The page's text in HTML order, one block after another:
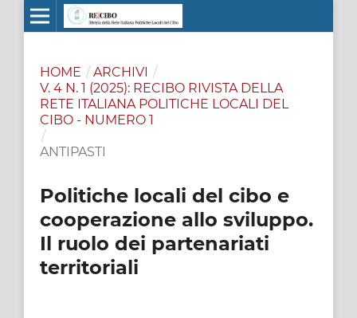
HOME / ARCHIVI /
V. 4 N. 1 (2025): RECIBO RIVISTA DELLA
RETE ITALIANA POLITICHE LOCALI DEL
CIBO - NUMERO 1
/
ANTIPASTI
Politiche locali del cibo e
cooperazione allo sviluppo.
Il ruolo dei partenariati
territoriali